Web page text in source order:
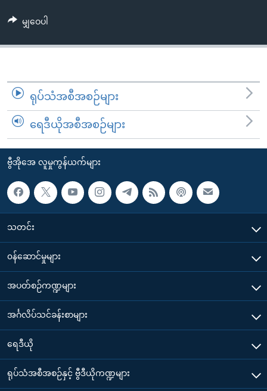
သို့
မျှဝေပါ
ရုပ်သံအစီအစဉ်များ
ရေဒီယိုအစီအစဉ်များ
ဗွီအိုအေ လူမှုကွန်ယက်များ
သတင်း
၀န်ဆောင်မှုများ
အပတ်စဉ်ကဏ္ဍများ
အင်္ဂလိပ်သင်ခန်းစာများ
ရေဒီယို
ရုပ်သံအစီအစဉ်နှင့် ဗွီဒီယိုကဏ္ဍများ